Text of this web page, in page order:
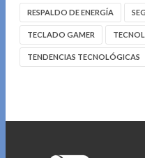
RESPALDO DE ENERGÍA
TECLADO GAMER
TENDENCIAS TECNOLÓGICAS